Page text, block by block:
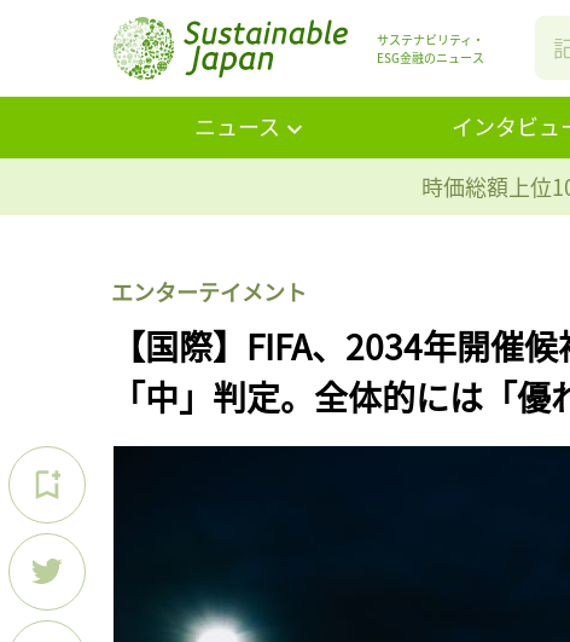
サステナビリティ・
ESG金融のニュース
ニュース インタビュ
時価総額上位
エンターテイメント
【国際】FIFA、2034年開催
「中」判定。全体的には「優